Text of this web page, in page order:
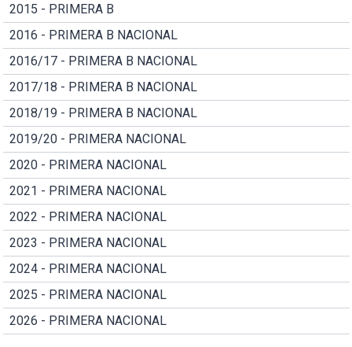
2015 - PRIMERA B
2016 - PRIMERA B NACIONAL
2016/17 - PRIMERA B NACIONAL
2017/18 - PRIMERA B NACIONAL
2018/19 - PRIMERA B NACIONAL
2019/20 - PRIMERA NACIONAL
2020 - PRIMERA NACIONAL
2021 - PRIMERA NACIONAL
2022 - PRIMERA NACIONAL
2023 - PRIMERA NACIONAL
2024 - PRIMERA NACIONAL
2025 - PRIMERA NACIONAL
2026 - PRIMERA NACIONAL